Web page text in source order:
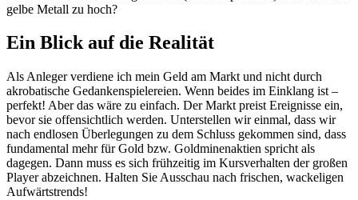
gelbe Metall zu hoch?
Ein Blick auf die Realität
Als Anleger verdiene ich mein Geld am Markt und nicht durch
akrobatische Gedankenspielereien. Wenn beides im Einklang ist –
perfekt! Aber das wäre zu einfach. Der Markt preist Ereignisse ein,
bevor sie offensichtlich werden. Unterstellen wir einmal, dass wir
nach endlosen Überlegungen zu dem Schluss gekommen sind, dass
fundamental mehr für Gold bzw. Goldminenaktien spricht als
dagegen. Dann muss es sich frühzeitig im Kursverhalten der großen
Player abzeichnen. Halten Sie Ausschau nach frischen, wackeligen
Aufwärtstrends!